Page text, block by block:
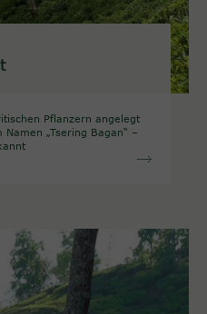
Pflanzern angelegt
„Tsering Bagan“ –